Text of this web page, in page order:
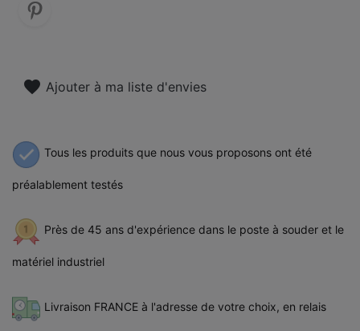
favorite Ajouter à ma liste d'envies
Tous les produits que nous vous proposons ont été
préalablement testés
Près de 45 ans d'expérience dans le poste à souder et le
matériel industriel
Livraison FRANCE à l'adresse de votre choix, en relais